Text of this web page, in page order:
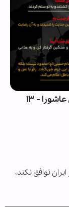
- ۱۳
توافق نکند،